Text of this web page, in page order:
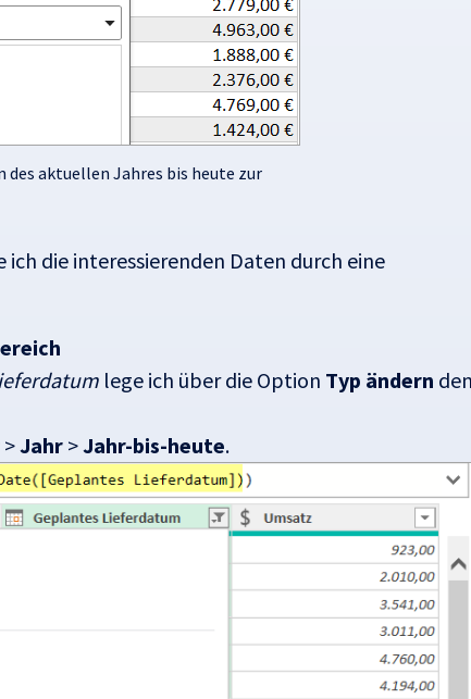
des aktuellen Jahres bis heute zur
ich die interessierenden Daten durch eine
lege ich über die Option Typ ändern
>Jahr >Jahr-bis-heute.